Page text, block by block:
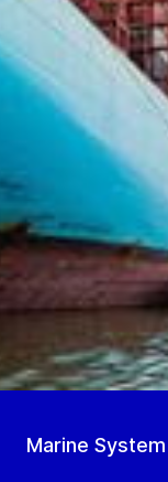
Marine